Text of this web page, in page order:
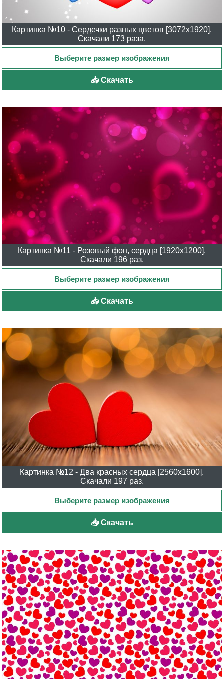
Картинка №10 - Сердечки разных цветов [3072x1920].
Скачали 173 раза.
📥 Скачать
Картинка №11 - Розовый фон, сердца [1920x1200].
Скачали 196 раз.
📥 Скачать
Картинка №12 - Два красных сердца [2560x1600].
Скачали 197 раз.
📥 Скачать